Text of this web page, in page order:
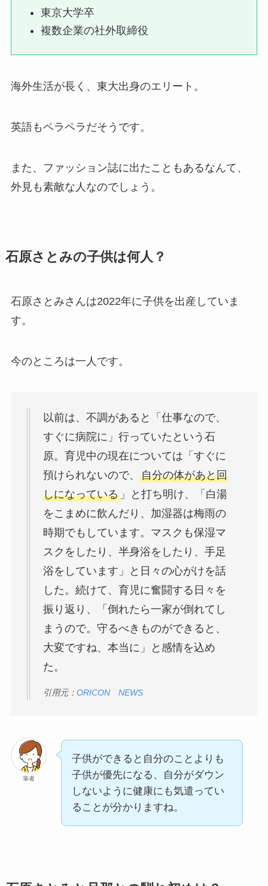
東京大学卒
複数企業の社外取締役
海外生活が長く、東大出身のエリート。
英語もペラペラだそうです。
また、ファッション誌に出たこともあるなんて、
外見も素敵な人なのでしょう。
石原さとみの子供は何人？
石原さとみさんは2022年に子供を出産していま
す。
今のところは一人です。
以前は、不調があると「仕事なので、
すぐに病院に」行っていたという石
原。育児中の現在については「すぐに
預けられないので、 自分の体があと回
しになっている」と打ち明け、「白湯
をこまめに飲んだり、加湿器は梅雨の
時期でもしています。マスクも保湿マ
スクをしたり、半身浴をしたり、手足
浴をしています」と日々の心がけを話
した。続けて、育児に奮闘する日々を
振り返り、「倒れたら一家が倒れてし
まうので。守るべきものができると、
大変ですね、本当に」と感情を込め
た。
引用元： ORICON NEWS
筆者
子供ができると自分のことよりも
子供が優先になる、自分がダウン
しないように健康にも気遣ってい
ることが分かりますね。